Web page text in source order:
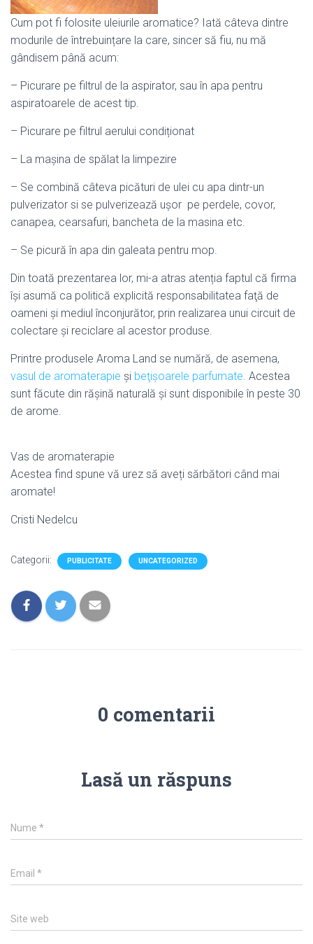
Cum pot fi folosite uleiurile aromatice? Iată câteva dintre
modurile de întrebuințare la care, sincer să fiu, nu mă
gândisem până acum:
– Picurare pe filtrul de la aspirator, sau în apa pentru
aspiratoarele de acest tip.
– Picurare pe filtrul aerului condiționat
– La mașina de spălat la limpezire
– Se combină câteva picături de ulei cu apa dintr-un
pulverizator si se pulverizează ușor pe perdele, covor,
canapea, cearsafuri, bancheta de la masina etc.
– Se picură în apa din galeata pentru mop.
Din toată prezentarea lor, mi-a atras atenția faptul că firma
își asumă ca politică explicită responsabilitatea faţă de
oameni şi mediul înconjurător, prin realizarea unui circuit de
colectare şi reciclare al acestor produse.
Printre produsele Aroma Land se numără, de asemena,
vasul de aromaterapie și beţişoarele parfumate. Acestea
sunt făcute din răşină naturală și sunt disponibile în peste 30
de arome.
Vas de aromaterapie
Acestea find spune vă urez să aveți sărbători când mai
aromate!
Cristi Nedelcu
Categorii: PUBLICITATE UNCATEGORIZED
0 comentarii
Lasă un răspuns
Nume *
Email *
Site web